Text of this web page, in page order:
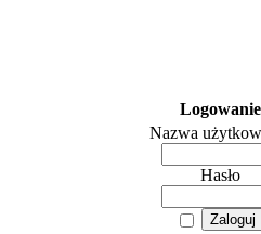
Logowanie
Nazwa
Hasło